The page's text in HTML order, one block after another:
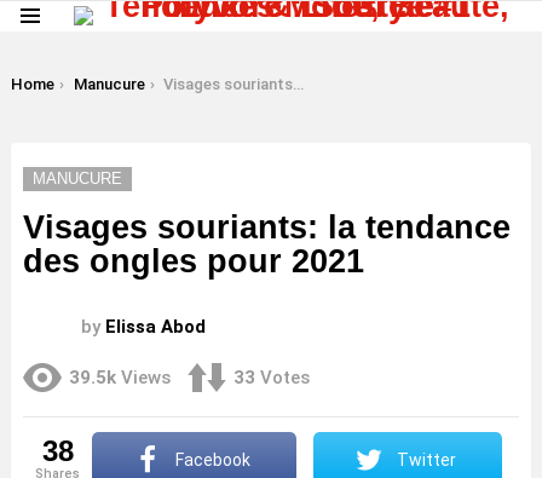
You are here:
Home Manucure Visages souriants: la tendance des ongles pour 2021
MANUCURE
Visages souriants: la tendance
des ongles pour 2021
by Elissa Abod
39.5k Views 33 Votes
38
shares
Facebook Twitter